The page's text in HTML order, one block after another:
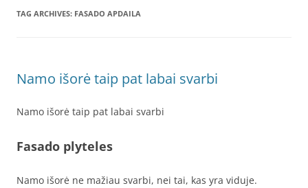
TAG ARCHIVES: FASADO APDAILA
Namo išorė taip pat labai svarbi
Namo išorė taip pat labai svarbi
Fasado plyteles
Namo išorė ne mažiau svarbi, nei tai, kas yra viduje.